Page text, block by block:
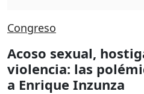
Congreso
Acoso sexual,
violencia: las
a Enrique Inzunza